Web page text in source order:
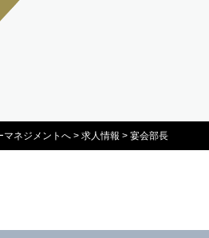
マネジメントへ > 求人情報 > 宴会部長